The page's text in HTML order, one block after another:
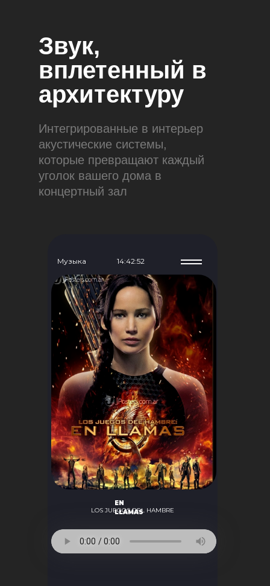
14:42:53
Музыка
Интегрированные в интерьер
акустические системы,
которые превращают каждый
уголок вашего дома в
концертный зал
Звук,
вплетенный в
архитектуру
EN
LLAMAS
LOS JUEGOS DEL HAMBRE